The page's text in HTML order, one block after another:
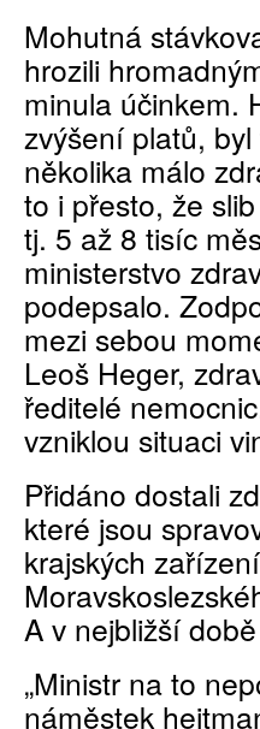
Mohutná
hrozili
minula účinkem.
zvýšení platů,
několika málo
to i přesto, že
tj. 5 až 8 tisíc
ministerstvo
podepsalo.
mezi sebou
Leoš Heger,
ředitelé
vzniklou situaci
Přidáno dostali
které jsou
krajských
A v nejbližší
„Ministr na to
náměstek